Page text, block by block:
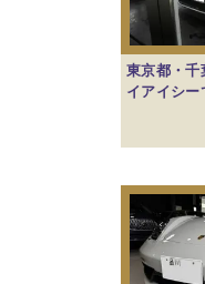
東京都・
イアイシ